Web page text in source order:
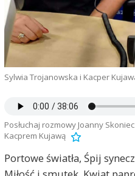
Sylwia Trojanowska i Kacper
Posłuchaj rozmowy Joanny
Kacprem Kujawą
Portowe światła, Śpij